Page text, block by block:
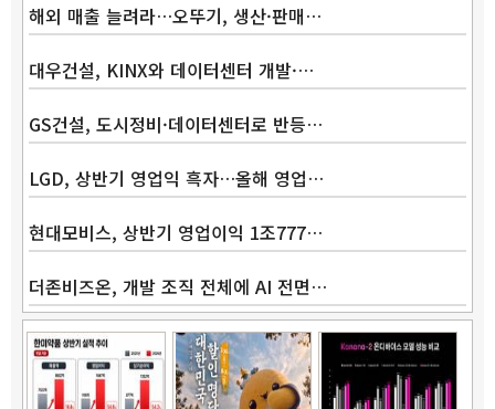
해외 매출 늘려라…오뚜기, 생산·판매…
대우건설, KINX와 데이터센터 개발·…
GS건설, 도시정비·데이터센터로 반등…
LGD, 상반기 영업익 흑자…올해 영업…
현대모비스, 상반기 영업이익 1조777…
더존비즈온, 개발 조직 전체에 AI 전면…